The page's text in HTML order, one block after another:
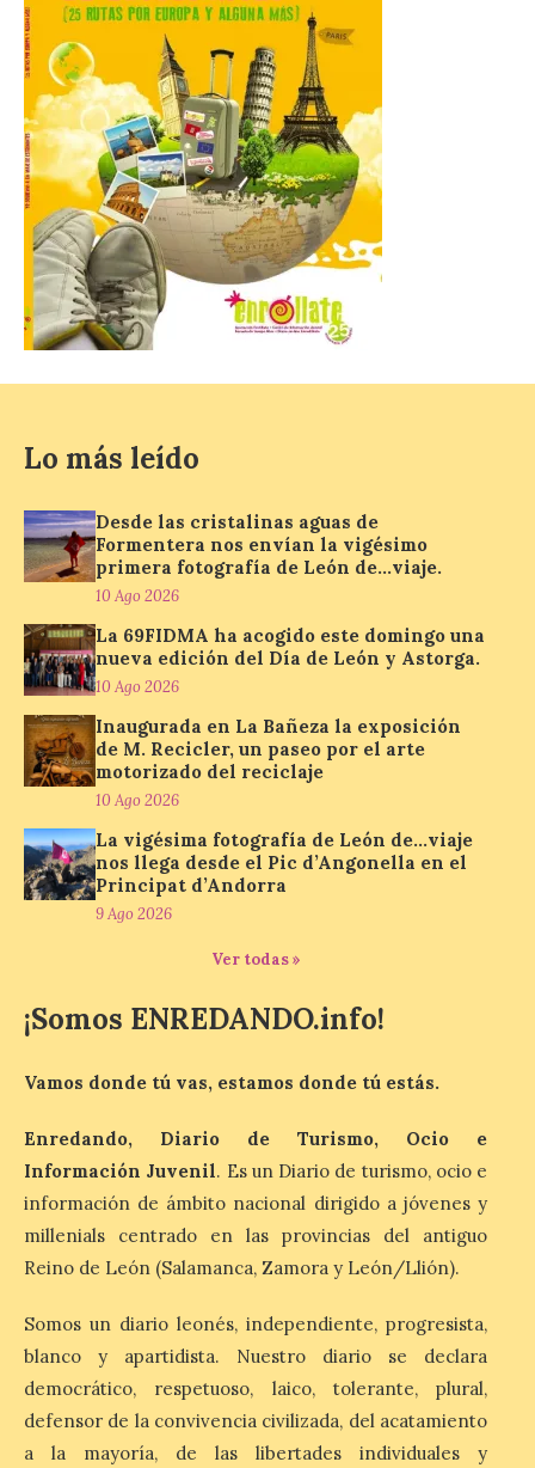
El presidente de la
Diputación de León,
Gerardo Álvarez Courel, y
el vicepresidente Roberto
Aller han participado en el
acto institucional organizado con motivo
del Día de León. Organizada por la
Cámara de Comercio de Gijón, FIDMA es
una feria […]
CIUDEN acoge un nuevo
gran proyecto expositivo
que conecta la obra de
patrimonio industrial
albergará hasta el 10 de
enero de 2027 la muestra
‘Eduardo Chillida. Pensar
con las manos’, formada
por 125 piezas de una de las figuras
esenciales del arte contemporáneo.
Hierro, vacío y memoria industrial
marcan esta exposición […]
Protección Civil activa la
fase de Preemergencia en
Situación Operativa 1 del
Plan Estatal General de
Emergencias ante los
riesgos potenciales
asociados al eclipse
El dispositivo se refuerza
agosto, que atravesará
personas para disfrutar de este
acontecimiento histórico. Algunas
comunidades autónomas ya han […]
El Ayuntamiento de
para un eclipse”, un
concierto único con
motivo del eclipse de sol
10 Ago 2026
Lo más leído
Desde las cristalinas aguas de
Formentera nos envían la vigésimo
primera fotografía de León de…viaje.
10 Ago 2026
La 69FIDMA ha acogido este domingo una
nueva edición del Día de León y Astorga.
10 Ago 2026
Inaugurada en La Bañeza la exposición
de M. Recicler, un paseo por el arte
motorizado del reciclaje
10 Ago 2026
La vigésima fotografía de León de…viaje
nos llega desde el Pic d’Angonella en el
Principat d’Andorra
9 Ago 2026
Ver todas »
¡Somos ENREDANDO.info!
Vamos donde tú vas, estamos donde tú estás.
Enredando, Diario de Turismo, Ocio e
Información Juvenil. Es un Diario de turismo, ocio e
información de ámbito nacional dirigido a jóvenes y
millenials centrado en las provincias del antiguo
Reino de León (Salamanca, Zamora y León/Llión).
Somos un diario leonés, independiente, progresista,
blanco y apartidista. Nuestro diario se declara
democrático, respetuoso, laico, tolerante, plural,
defensor de la convivencia civilizada, del acatamiento
a la mayoría, de las libertades individuales y